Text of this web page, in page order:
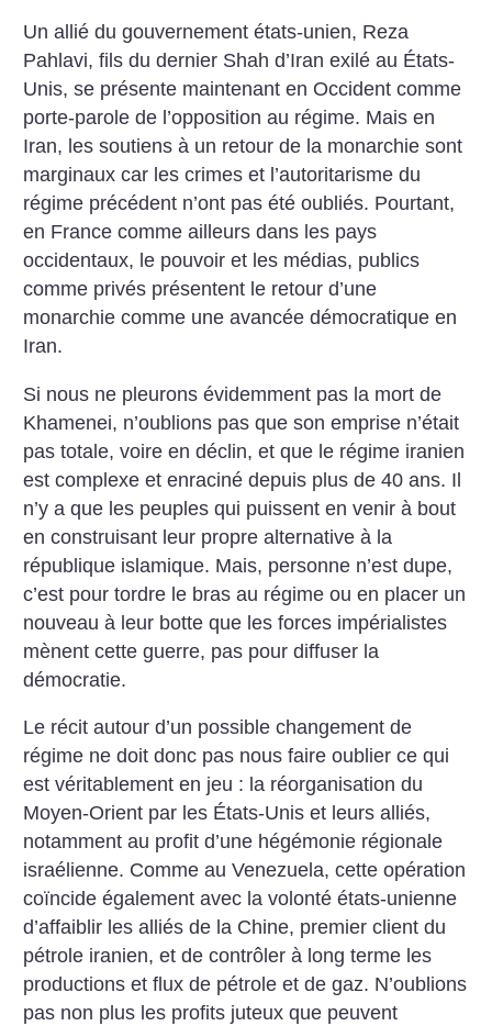
Un allié du gouvernement états-unien, Reza
Pahlavi, fils du dernier Shah d’Iran exilé au États-
Unis, se présente maintenant en Occident comme
porte-parole de l’opposition au régime. Mais en
Iran, les soutiens à un retour de la monarchie sont
marginaux car les crimes et l’autoritarisme du
régime précédent n’ont pas été oubliés. Pourtant,
en France comme ailleurs dans les pays
occidentaux, le pouvoir et les médias, publics
comme privés présentent le retour d’une
monarchie comme une avancée démocratique en
Iran.
Si nous ne pleurons évidemment pas la mort de
Khamenei, n’oublions pas que son emprise n’était
pas totale, voire en déclin, et que le régime iranien
est complexe et enraciné depuis plus de 40 ans. Il
n’y a que les peuples qui puissent en venir à bout
en construisant leur propre alternative à la
république islamique. Mais, personne n’est dupe,
c’est pour tordre le bras au régime ou en placer un
nouveau à leur botte que les forces impérialistes
mènent cette guerre, pas pour diffuser la
démocratie.
Le récit autour d’un possible changement de
régime ne doit donc pas nous faire oublier ce qui
est véritablement en jeu : la réorganisation du
Moyen-Orient par les États-Unis et leurs alliés,
notamment au profit d’une hégémonie régionale
israélienne. Comme au Venezuela, cette opération
coïncide également avec la volonté états-unienne
d’affaiblir les alliés de la Chine, premier client du
pétrole iranien, et de contrôler à long terme les
productions et flux de pétrole et de gaz. N’oublions
pas non plus les profits juteux que peuvent